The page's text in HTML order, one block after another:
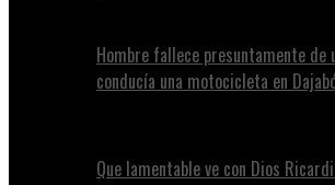
Hombre fallece presuntamente
conducía una motocicleta en
Que lamentable ve con Dios